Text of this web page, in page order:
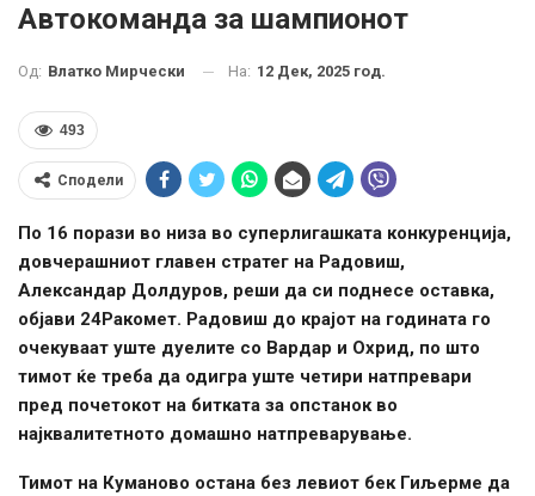
Автокоманда за шампионот
Од: Влатко Мирчески На: 12 Дек, 2025 год.
493
Сподели
По 16 порази во низа во суперлигашката конкуренција,
довчерашниот главен стратег на Радовиш,
Александар Долдуров, реши да си поднесе оставка,
објави 24Ракомет. Радовиш до крајот на годината го
очекуваат уште дуелите со Вардар и Охрид, по што
тимот ќе треба да одигра уште четири натпревари
пред почетокот на битката за опстанок во
најквалитетното домашно натпреварување.
Тимот на Куманово остана без левиот бек Гиљерме да